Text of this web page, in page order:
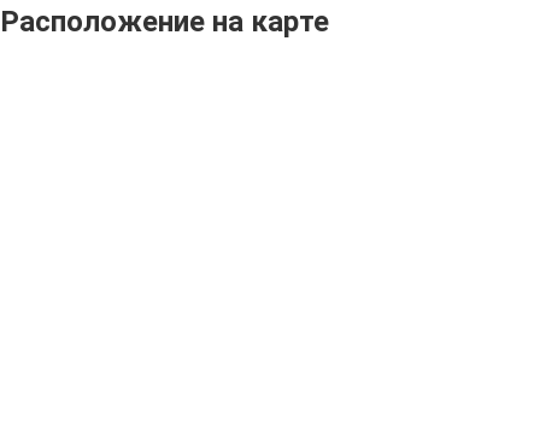
Расположение на карте